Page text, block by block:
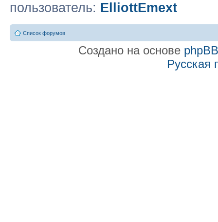
пользователь: ElliottEmext
Список форумов
Создано на основе phpBB
Русская